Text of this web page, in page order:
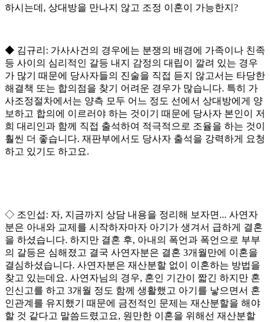
하시는데 , 상대방을 만나지 않고 조정 이혼이 가능한지 ?
◆ 김규리 : 가사사건의 경우에는 분쟁의 배경에 가족이나 친족
등 사이의 심리적인 갈등 내지 감정의 대립이 깔려 있는 경우
가 많기 때문에 당사자들의 진술을 직접 듣지 않고서는 타당한
해결책 또는 합의점을 찾기 어려운 경우가 많습니다. 특히 가
사조정절차에서는 양측 모두 어느 정도 선에서 상대방에게 양
보하고 합의에 이르러야 하는 것이기 때문에 당사자 본인이 저
희 대리인과 함께 직접 출석하여 적극적으로 조율을 하는 것이
훨씬 더 좋습니다. 재판부에서도 당사자 출석을 강력하게 요청
하고 있기도 하고요.
◇ 조인섭: 자, 지금까지 상담 내용을 정리해 보자면 ... 사연자
분은 아내와 교제를 시작하자마자 아기가 생겨서 급하게 결혼
을 하셨습니다. 하지만 결혼 후, 아내의 폭언과 폭언으로 부부
의 갈등은 심해졌고 결국 사연자분은 결혼 3개월만에 이혼을
결심하셨습니다. 사연자분은 재산분할 없이 이혼하는 방법을
찾고 있는데요. 사연자님의 경우, 혼인 기간이 짧긴 하지만 혼
인신고를 하고 3개월 정도 함께 생활했고 아기를 낳으면서 혼
인관계를 유지했기 때문에 금전적인 문제는 재산분할을 해야
할 것 같다고 말씀드렸고요, 원만한 이혼을 위해선 재산분할